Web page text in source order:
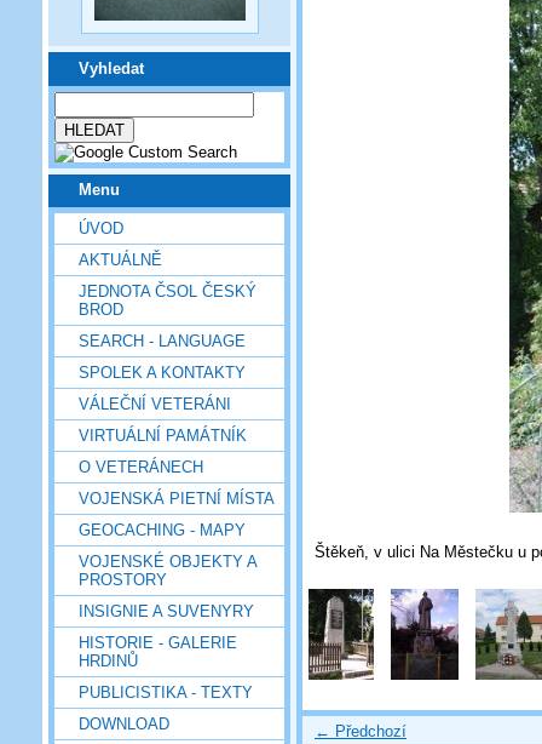
Vyhledat
Menu
ÚVOD
AKTUÁLNĚ
JEDNOTA ČSOL ČESKÝ
BROD
SEARCH - LANGUAGE
SPOLEK A KONTAKTY
VÁLEČNÍ VETERÁNI
VIRTUÁLNÍ PAMÁTNÍK
O VETERÁNECH
VOJENSKÁ PIETNÍ MÍSTA
GEOCACHING - MAPY
VOJENSKÉ OBJEKTY A
PROSTORY
INSIGNIE A SUVENYRY
HISTORIE - GALERIE
HRDINŮ
PUBLICISTIKA - TEXTY
DOWNLOAD
Štěkeň, v ulici Na Městečku u
← Předchozí